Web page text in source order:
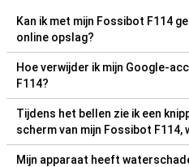
Kan ik met mijn Fossibot F114
online opslag?
Hoe verwijder ik mijn Google-
F114?
Tijdens het bellen zie ik een
scherm van mijn Fossibot F114,
Mijn apparaat heeft